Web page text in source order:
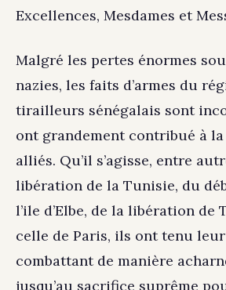
Excellences, Mesdames et
Malgré les pertes énormes
nazies, les faits d’armes du
tirailleurs sénégalais sont
ont grandement contribué à
alliés. Qu’il s’agisse, entre
libération de la Tunisie, du
l’ile d’Elbe, de la libération de
celle de Paris, ils ont tenu
combattant de manière
jusqu’au sacrifice suprême